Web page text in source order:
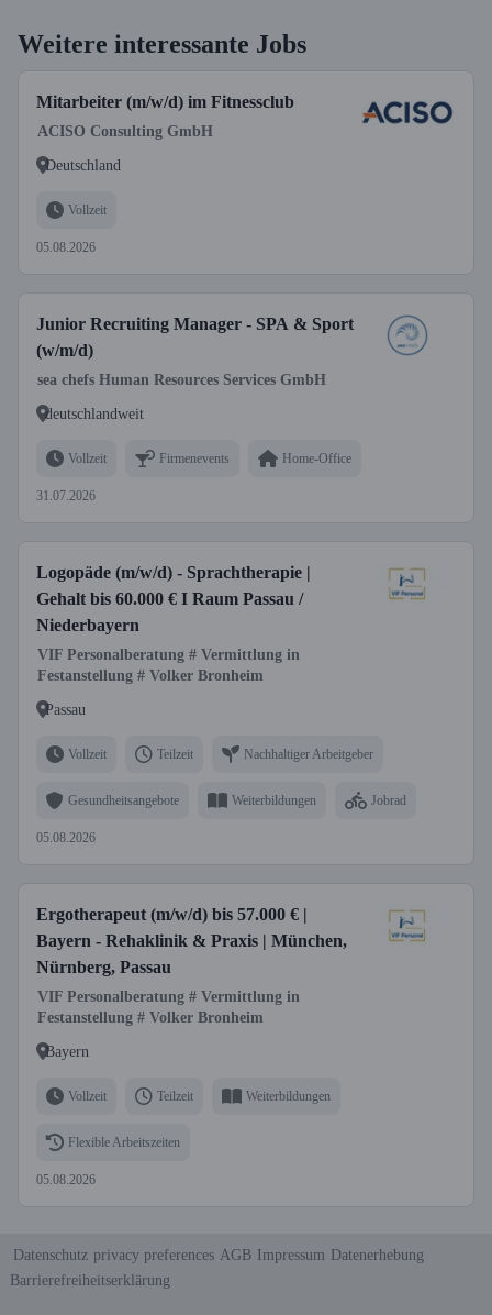
Weitere interessante Jobs
Mitarbeiter (m/w/d) im Fitnessclub
ACISO Consulting GmbH
Deutschland
Vollzeit
05.08.2026
Junior Recruiting Manager - SPA & Sport
(w/m/d)
sea chefs Human Resources Services GmbH
deutschlandweit
Vollzeit Firmenevents Home-Office
31.07.2026
Logopäde (m/w/d) - Sprachtherapie |
Gehalt bis 60.000 € I Raum Passau /
Niederbayern
VIF Personalberatung # Vermittlung in
Festanstellung # Volker Bronheim
Passau
Vollzeit Teilzeit Nachhaltiger Arbeitgeber
Gesundheitsangebote Weiterbildungen Jobrad
05.08.2026
Ergotherapeut (m/w/d) bis 57.000 € |
Bayern - Rehaklinik & Praxis | München,
Nürnberg, Passau
VIF Personalberatung # Vermittlung in
Festanstellung # Volker Bronheim
Bayern
Vollzeit Teilzeit Weiterbildungen
Flexible Arbeitszeiten
05.08.2026
Datenschutz privacy preferences AGB Impressum Datenerhebung
Barrierefreiheitserklärung